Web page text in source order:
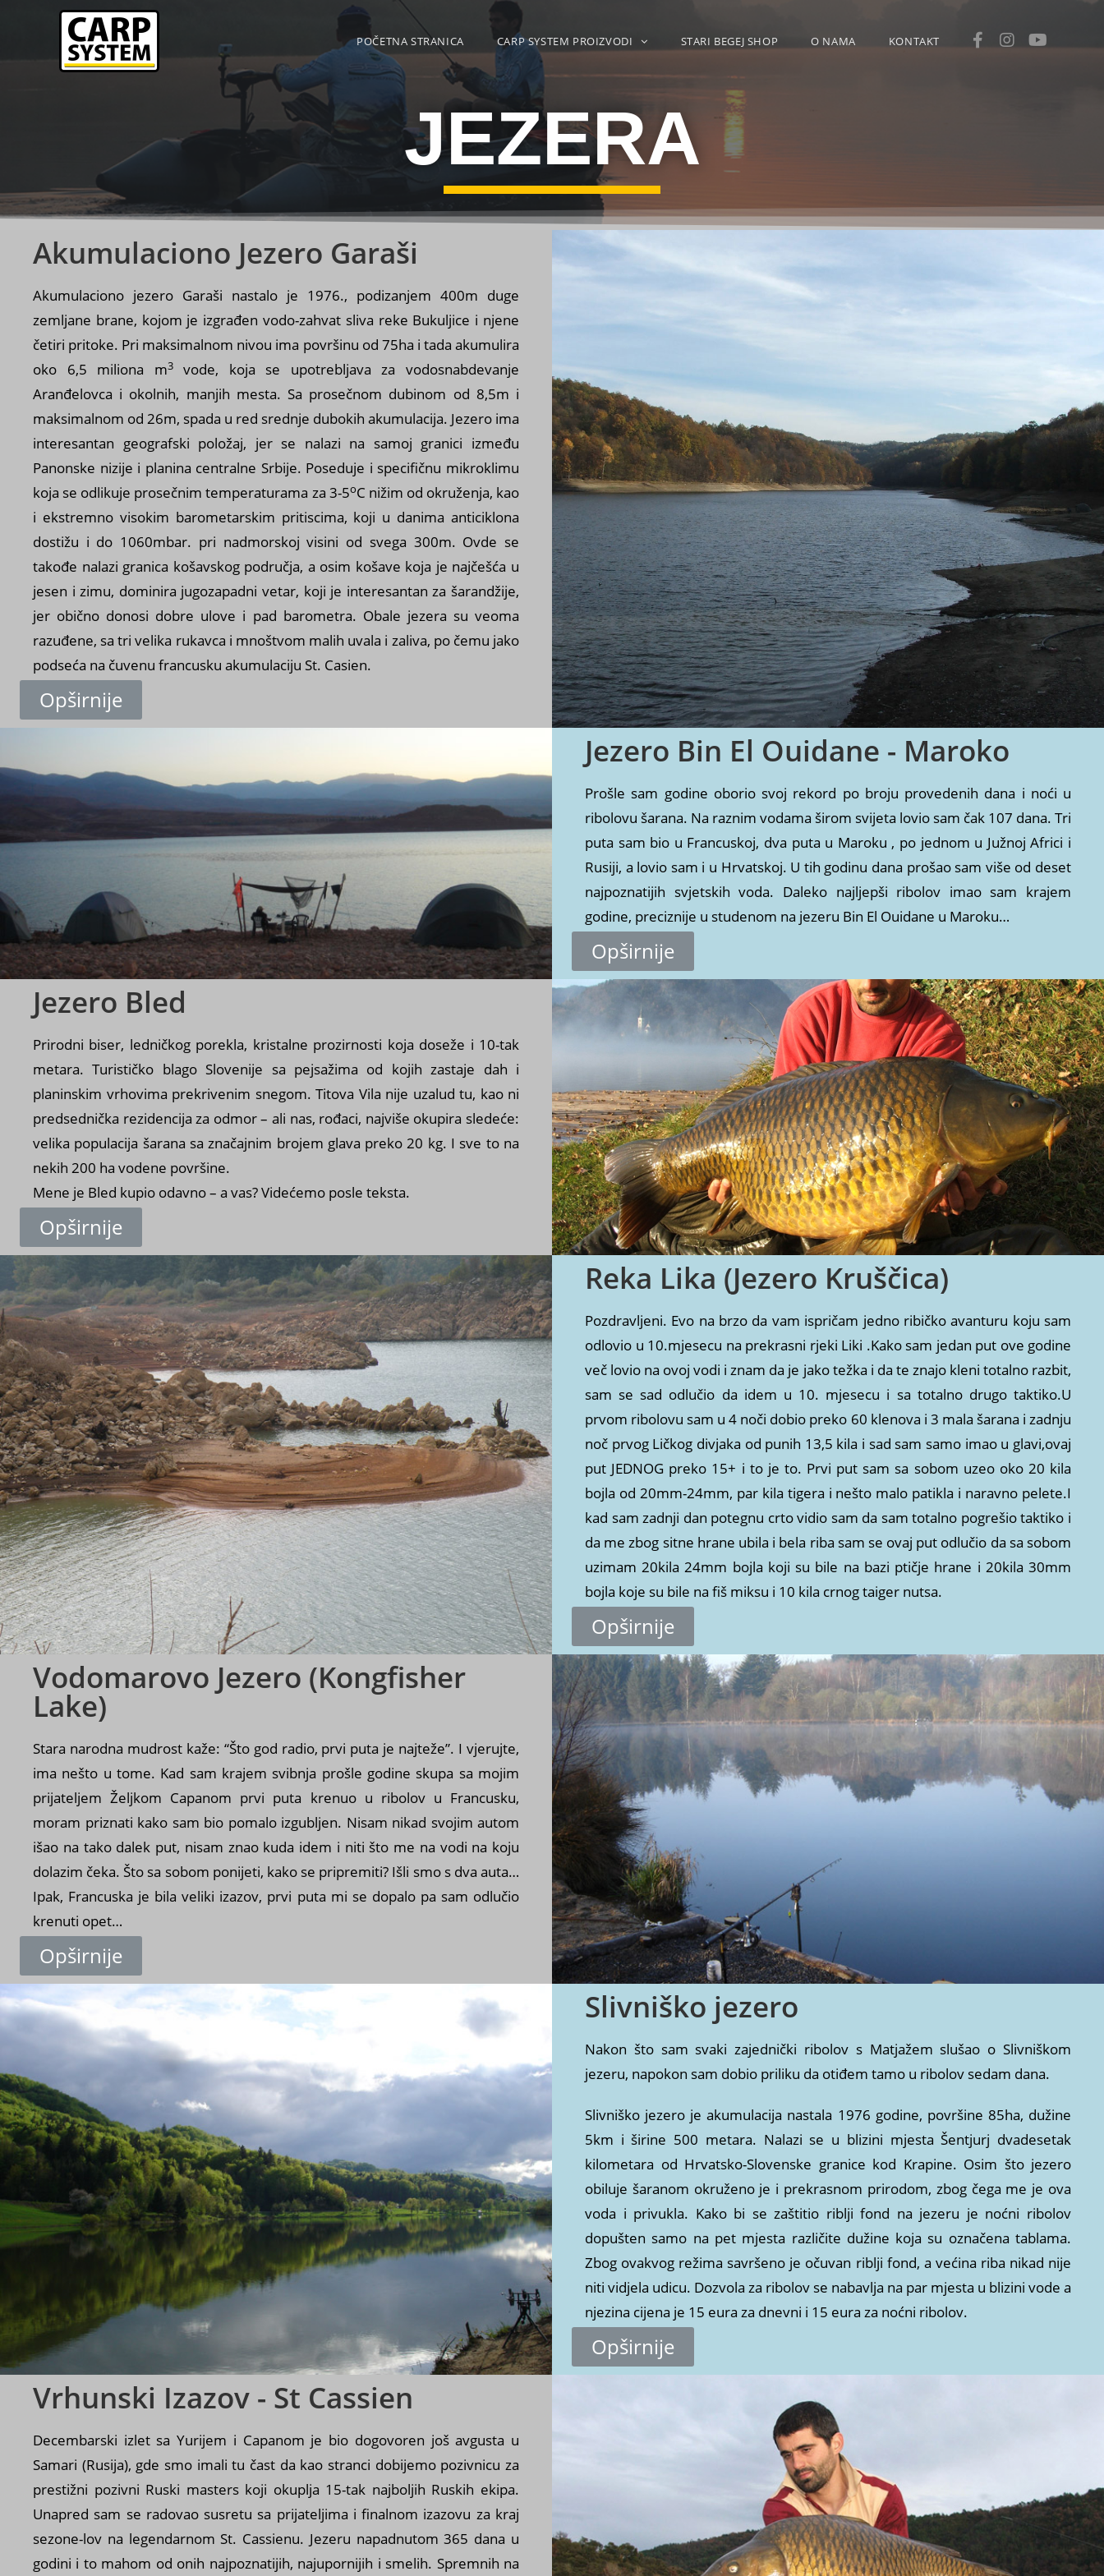
POČETNA STRANICA CARP SYSTEM PROIZVODI STARI BEGEJ SHOP O NAMA KONTAKT
JEZERA
Akumulaciono Jezero Garaši
Akumulaciono jezero Garaši nastalo je 1976., podizanjem 400m duge
zemljane brane, kojom je izgrađen vodo-zahvat sliva reke Bukuljice i njene
četiri pritoke. Pri maksimalnom nivou ima površinu od 75ha i tada akumulira
oko 6,5 miliona m3vode, koja se upotrebljava za vodosnabdevanje
Aranđelovca i okolnih, manjih mesta. Sa prosečnom dubinom od 8,5m i
maksimalnom od 26m, spada u red srednje dubokih akumulacija. Jezero ima
interesantan geografski položaj, jer se nalazi na samoj granici između
Panonske nizije i planina centralne Srbije. Poseduje i specifičnu mikroklimu
koja se odlikuje prosečnim temperaturama za 3-5oC nižim od okruženja, kao
i ekstremno visokim barometarskim pritiscima, koji u danima anticiklona
dostižu i do 1060mbar. pri nadmorskoj visini od svega 300m. Ovde se
takođe nalazi granica košavskog područja, a osim košave koja je najčešća u
jesen i zimu, dominira jugozapadni vetar, koji je interesantan za šarandžije,
jer obično donosi dobre ulove i pad barometra. Obale jezera su veoma
razuđene, sa tri velika rukavca i mnoštvom malih uvala i zaliva, po čemu jako
podseća na čuvenu francusku akumulaciju St. Casien.
Opširnije
Jezero Bin El Ouidane - Maroko
Prošle sam godine oborio svoj rekord po broju provedenih dana i noći u
ribolovu šarana. Na raznim vodama širom svijeta lovio sam čak 107 dana. Tri
puta sam bio u Francuskoj, dva puta u Maroku , po jednom u Južnoj Africi i
Rusiji, a lovio sam i u Hrvatskoj. U tih godinu dana prošao sam više od deset
najpoznatijih svjetskih voda. Daleko najljepši ribolov imao sam krajem
godine, preciznije u studenom na jezeru Bin El Ouidane u Maroku…
Opširnije
Jezero Bled
Prirodni biser, ledničkog porekla, kristalne prozirnosti koja doseže i 10-tak
metara. Turističko blago Slovenije sa pejsažima od kojih zastaje dah i
planinskim vrhovima prekrivenim snegom. Titova Vila nije uzalud tu, kao ni
predsednička rezidencija za odmor – ali nas, rođaci, najviše okupira sledeće:
velika populacija šarana sa značajnim brojem glava preko 20 kg. I sve to na
nekih 200 ha vodene površine.
Mene je Bled kupio odavno – a vas? Videćemo posle teksta.
Opširnije
s
s Reka Lika (Jezero Kruščica)
Pozdravljeni. Evo na brzo da vam ispričam jedno ribičko avanturu koju sam
odlovio u 10.mjesecu na prekrasni rjeki Liki .Kako sam jedan put ove godine
več lovio na ovoj vodi i znam da je jako težka i da te znajo kleni totalno razbit,
sam se sad odlučio da idem u 10. mjesecu i sa totalno drugo taktiko.U
prvom ribolovu sam u 4 noči dobio preko 60 klenova i 3 mala šarana i zadnju
noč prvog Ličkog divjaka od punih 13,5 kila i sad sam samo imao u glavi,ovaj
put JEDNOG preko 15+ i to je to. Prvi put sam sa sobom uzeo oko 20 kila
bojla od 20mm-24mm, par kila tigera i nešto malo patikla i naravno pelete.I
kad sam zadnji dan potegnu crto vidio sam da sam totalno pogrešio taktiko i
da me zbog sitne hrane ubila i bela riba sam se ovaj put odlučio da sa sobom
uzimam 20kila 24mm bojla koji su bile na bazi ptičje hrane i 20kila 30mm
bojla koje su bile na fiš miksu i 10 kila crnog taiger nutsa.
Opširnije
Vodomarovo Jezero (Kongfisher
Lake)
Stara narodna mudrost kaže: “Što god radio, prvi puta je najteže”. I vjerujte,
ima nešto u tome. Kad sam krajem svibnja prošle godine skupa sa mojim
prijateljem Željkom Capanom prvi puta krenuo u ribolov u Francusku,
moram priznati kako sam bio pomalo izgubljen. Nisam nikad svojim autom
išao na tako dalek put, nisam znao kuda idem i niti što me na vodi na koju
dolazim čeka. Što sa sobom ponijeti, kako se pripremiti? Išli smo s dva auta…
Ipak, Francuska je bila veliki izazov, prvi puta mi se dopalo pa sam odlučio
krenuti opet…
Opširnije
s
s Slivniško jezero
Nakon što sam svaki zajednički ribolov s Matjažem slušao o Slivniškom
jezeru, napokon sam dobio priliku da otiđem tamo u ribolov sedam dana.
Slivniško jezero je akumulacija nastala 1976 godine, površine 85ha, dužine
5km i širine 500 metara. Nalazi se u blizini mjesta Šentjurj dvadesetak
kilometara od Hrvatsko-Slovenske granice kod Krapine. Osim što jezero
obiluje šaranom okruženo je i prekrasnom prirodom, zbog čega me je ova
voda i privukla. Kako bi se zaštitio riblji fond na jezeru je noćni ribolov
dopušten samo na pet mjesta različite dužine koja su označena tablama.
Zbog ovakvog režima savršeno je očuvan riblji fond, a većina riba nikad nije
niti vidjela udicu. Dozvola za ribolov se nabavlja na par mjesta u blizini vode a
njezina cijena je 15 eura za dnevni i 15 eura za noćni ribolov.
Opširnije
Vrhunski Izazov - St Cassien
Decembarski izlet sa Yurijem i Capanom je bio dogovoren još avgusta u
Samari (Rusija), gde smo imali tu čast da kao stranci dobijemo pozivnicu za
prestižni pozivni Ruski masters koji okuplja 15-tak najboljih Ruskih ekipa.
Unapred sam se radovao susretu sa prijateljima i finalnom izazovu za kraj
sezone-lov na legendarnom St. Cassienu. Jezeru napadnutom 365 dana u
godini i to mahom od onih najpoznatijih, najupornijih i smelih. Spremnih na